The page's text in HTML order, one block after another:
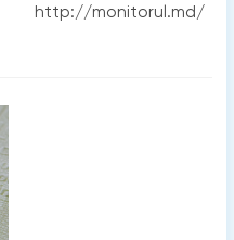
http://monitorul.md/